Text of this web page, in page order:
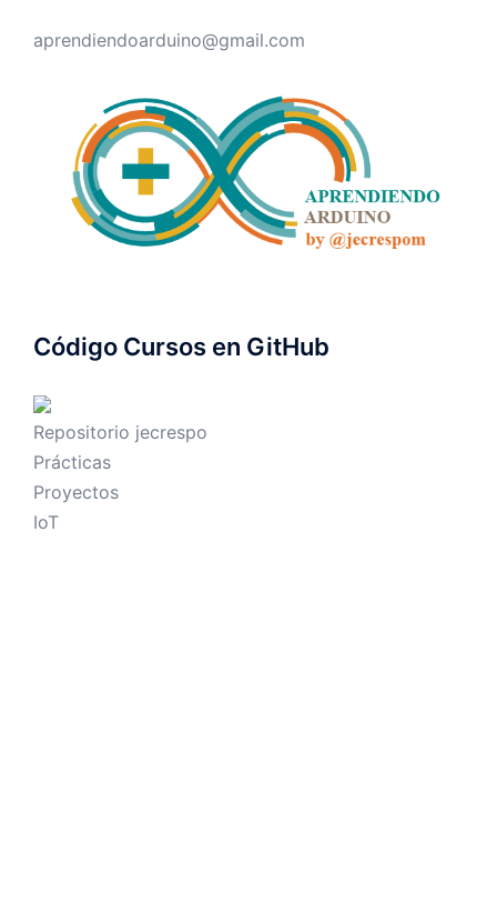
aprendiendoarduino@gmail.com
Código Cursos en GitHub
Repositorio jecrespo
Prácticas
Proyectos
IoT